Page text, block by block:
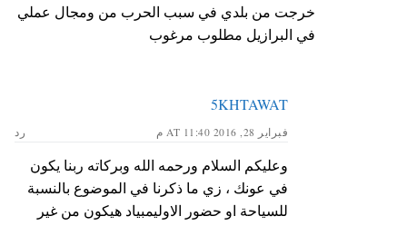
خرجت من بلدي في سبب الحرب من ومجال عملي
في البرازيل مطلوب مرغوب
5KHTAWAT
فبراير 28, 2016 AT 11:40 م رد
وعليكم السلام ورحمه الله وبركاته ربنا يكون
في عونك ، زي ما ذكرنا في الموضوع بالنسبة
للسياحة او حضور الاوليمبياد هيكون من غير